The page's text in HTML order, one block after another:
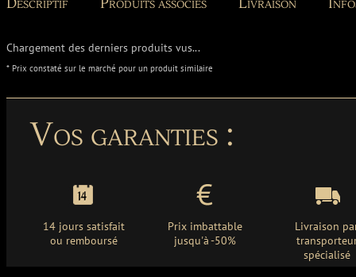
Chargement des derniers produits vus...
* Prix constaté sur le marché pour un produit similaire
Vos garanties :
14 jours satisfait
ou remboursé
Prix imbattable
jusqu'à -50%
Livraison
spécialisé